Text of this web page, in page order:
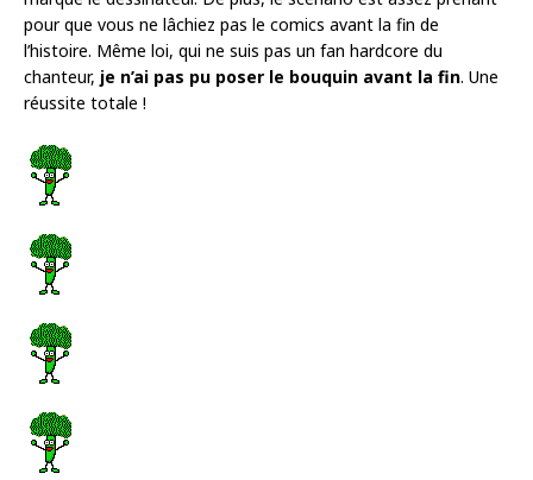
pour que vous ne lâchiez pas le comics avant la fin de
l’histoire. Même loi, qui ne suis pas un fan hardcore du
chanteur, je n’ai pas pu poser le bouquin avant la fin. Une
réussite totale !